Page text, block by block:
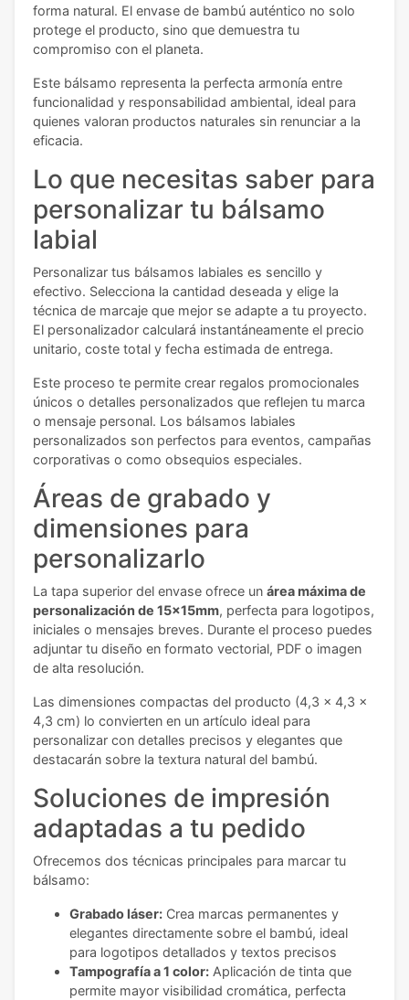
forma natural. El envase de bambú auténtico no solo
protege el producto, sino que demuestra tu
compromiso con el planeta.
Este bálsamo representa la perfecta armonía entre
funcionalidad y responsabilidad ambiental, ideal para
quienes valoran productos naturales sin renunciar a la
eficacia.
Lo que necesitas saber para
personalizar tu bálsamo
labial
Personalizar tus bálsamos labiales es sencillo y
efectivo. Selecciona la cantidad deseada y elige la
técnica de marcaje que mejor se adapte a tu proyecto.
El personalizador calculará instantáneamente el precio
unitario, coste total y fecha estimada de entrega.
Este proceso te permite crear regalos promocionales
únicos o detalles personalizados que reflejen tu marca
o mensaje personal. Los bálsamos labiales
personalizados son perfectos para eventos, campañas
corporativas o como obsequios especiales.
Áreas de grabado y
dimensiones para
personalizarlo
La tapa superior del envase ofrece un área máxima de
personalización de 15x15mm, perfecta para logotipos,
iniciales o mensajes breves. Durante el proceso puedes
adjuntar tu diseño en formato vectorial, PDF o imagen
de alta resolución.
Las dimensiones compactas del producto (4,3 x 4,3 x
4,3 cm) lo convierten en un artículo ideal para
personalizar con detalles precisos y elegantes que
destacarán sobre la textura natural del bambú.
Soluciones de impresión
adaptadas a tu pedido
Ofrecemos dos técnicas principales para marcar tu
bálsamo:
Grabado láser: Crea marcas permanentes y
elegantes directamente sobre el bambú, ideal
para logotipos detallados y textos precisos
Tampografía a 1 color: Aplicación de tinta que
permite mayor visibilidad cromática, perfecta